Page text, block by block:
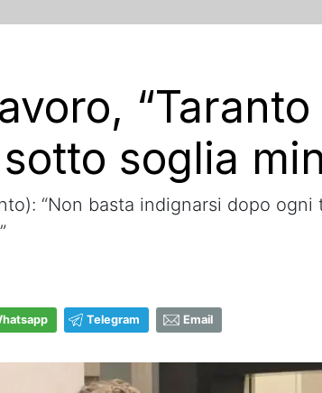
soglia
“Non basta indignarsi dopo
Telegram Email